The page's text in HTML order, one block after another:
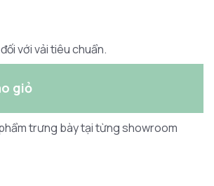
với vải tiêu chuẩn.
giỏ
trưng bày tại từng showroom